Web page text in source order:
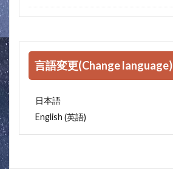
言語変更(Change language)
日本語
English (英語)